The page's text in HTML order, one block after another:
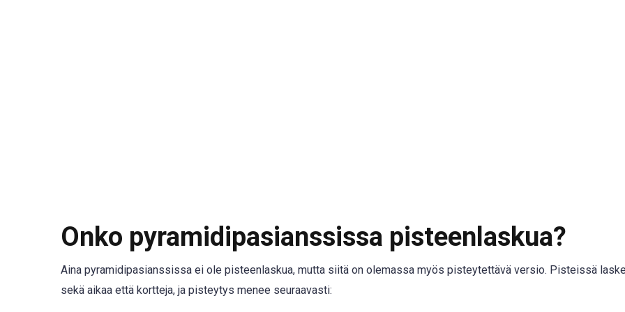
Onko pyramidipasianssissa pisteenlaskua?
Aina pyramidipasianssissa ei ole pisteenlaskua, mutta siitä on olemassa myös pisteytettävä versio. Pisteissä
sekä aikaa että kortteja, ja pisteytys menee seuraavasti: